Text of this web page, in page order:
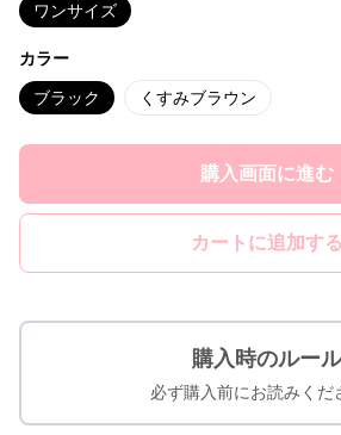
ワンサイズ
カラー
ブラック くすみブラウン
購入画面に進む
カートに追加する
購入時のルール
必ず購入前にお読みくだ